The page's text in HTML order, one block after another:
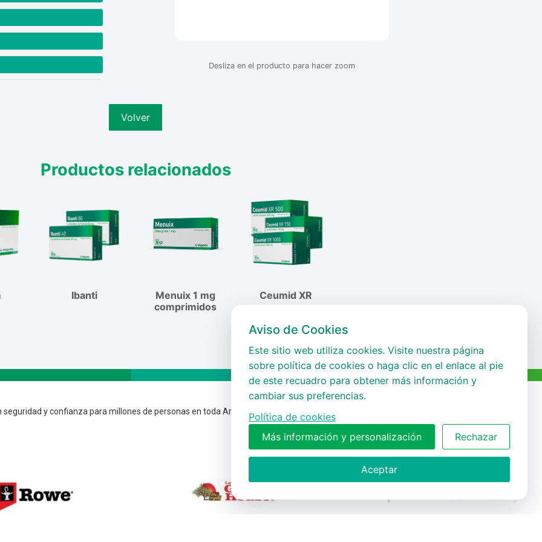
puede
hepática
- Alucinaciones
Debe usarse
Desliza en el producto para hacer zoom
Volver
Productos relacionados
Ibanti
Menuix 1 mg
comprimidos
Ceumid XR
y confianza para millones de personas en toda América.
Aviso de Cookies
Este sitio web utiliza cookies. Visite nuestra página
sobre política de cookies o haga clic en el enlace al pie
de este recuadro para obtener más información y
cambiar sus preferencias.
Política de cookies
Más información y personalización
Rechazar
Aceptar